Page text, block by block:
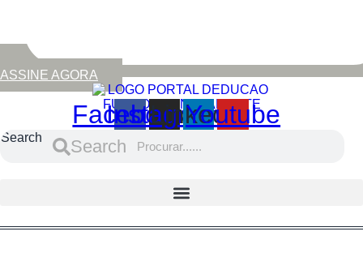
ASSINE AGORA
Facebook
Instagram
Linkedin
Youtube
Search Search